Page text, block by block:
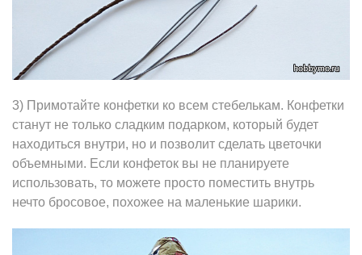
3) Примотайте конфетки ко всем стебелькам. Конфетки
станут не только сладким подарком, который будет
находиться внутри, но и позволит сделать цветочки
объемными. Если конфеток вы не планируете
использовать, то можете просто поместить внутрь
нечто бросовое, похожее на маленькие шарики.